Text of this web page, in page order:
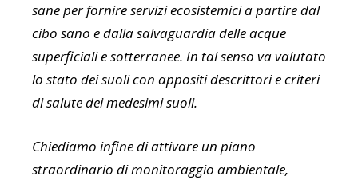
sane per fornire servizi ecosistemici a partire dal
cibo sano e dalla salvaguardia delle acque
superficiali e sotterranee. In tal senso va valutato
lo stato dei suoli con appositi descrittori e criteri
di salute dei medesimi suoli.
Chiediamo infine di attivare un piano
straordinario di monitoraggio ambientale,